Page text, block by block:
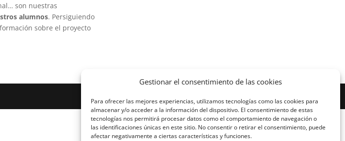
Gestionar el consentimiento de las cookies
Para ofrecer las mejores experiencias, utilizamos tecnologías como las cookies para
almacenar y/o acceder a la información del dispositivo. El consentimiento de estas
tecnologías nos permitirá procesar datos como el comportamiento de navegación o
las identificaciones únicas en este sitio. No consentir o retirar el consentimiento, puede
afectar negativamente a ciertas características y funciones.
son nuestras
alumnos. Persiguiendo
sobre el proyecto